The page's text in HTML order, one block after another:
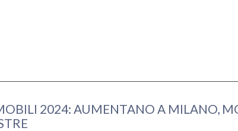
2024: AUMENTANO A MILANO,